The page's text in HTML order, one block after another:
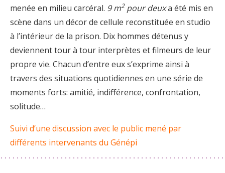
menée en milieu carcéral. 9 m2pour deuxa été mis en
scène dans un décor de cellule reconstituée en studio
à l’intérieur de la prison. Dix hommes détenus y
deviennent tour à tour interprètes et filmeurs de leur
propre vie. Chacun d’entre eux s’exprime ainsi à
travers des situations quotidiennes en une série de
moments forts: amitié, indifférence, confrontation,
solitude…
Suivi d’une discussion avec le public mené par
différents intervenants du Génépi